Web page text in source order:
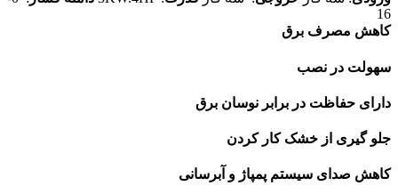
16
کاهش مصرف برق
سهولت در نصب
دارای حفاظت در برابر نوسان برق
جلو گیری از خشک کار کردن
کاهش صدای سیستم پمپاژ و آبرسانی